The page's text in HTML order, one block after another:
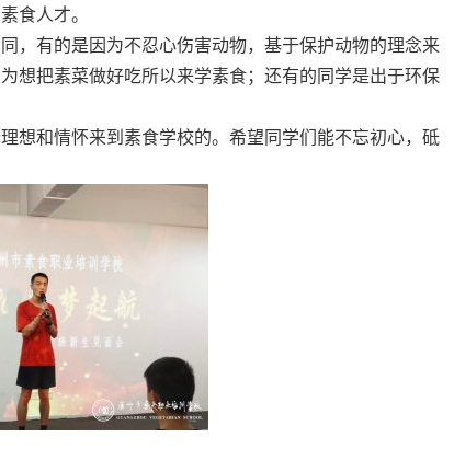
食人才。
，有的是因为不忍心伤害动物，基于保护动物的理念来
想把素菜做好吃所以来学素食；还有的同学是出于环保
想和情怀来到素食学校的。希望同学们能不忘初心，砥